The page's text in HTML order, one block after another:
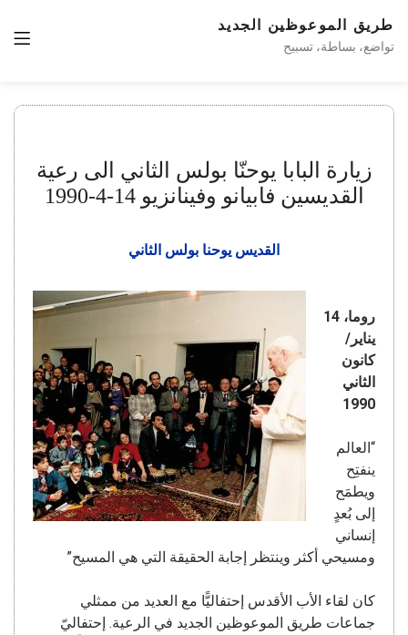
طريق الموعوظين الجديد
تواضع، بساطة، تسبيح
زيارة البابا يوحنّا بولس الثاني الى رعية
القديسين فابيانو وفينانزيو 14-4-1990
القديس يوحنا بولس الثاني
روما، 14
يناير/
كانون
الثاني
1990
“العالم
ينفتِح
ويطمَح
إلى بُعدٍ
إنساني
ومسيحي أكثر وينتظر إجابة الحقيقة التي هي المسيح”
كان لقاء الأب الأقدس إحتفاليًّا مع العديد من ممثلي
جماعات طريق الموعوظين الجديد في الرعية. إحتفاليّ